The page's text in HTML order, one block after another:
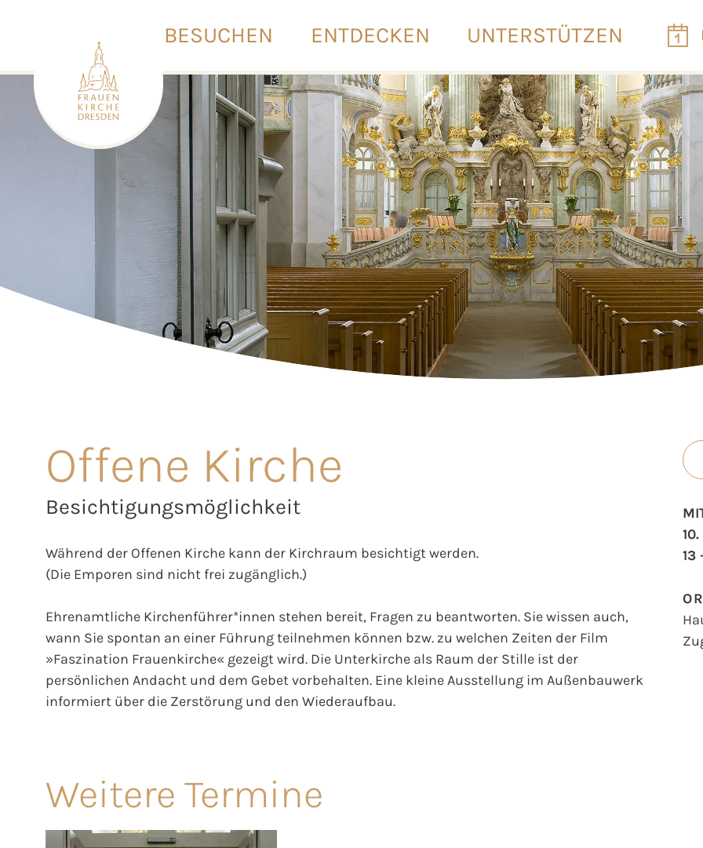
BESUCHEN ENTDECKEN UNTERSTÜTZEN
Offene Kirche
Besichtigungsmöglichkeit
Während der Offenen Kirche kann der Kirchraum besichtigt werden.
(Die Emporen sind nicht frei zugänglich.)
Ehrenamtliche Kirchenführer*innen stehen bereit, Fragen zu beantworten. Sie wissen auch,
wann Sie spontan an einer Führung teilnehmen können bzw. zu welchen Zeiten der Film
»Faszination Frauenkirche« gezeigt wird. Die Unterkirche als Raum der Stille ist der
persönlichen Andacht und dem Gebet vorbehalten. Eine kleine Ausstellung im Außenbauwerk
informiert über die Zerstörung und den Wiederaufbau.
13
Weitere Termine